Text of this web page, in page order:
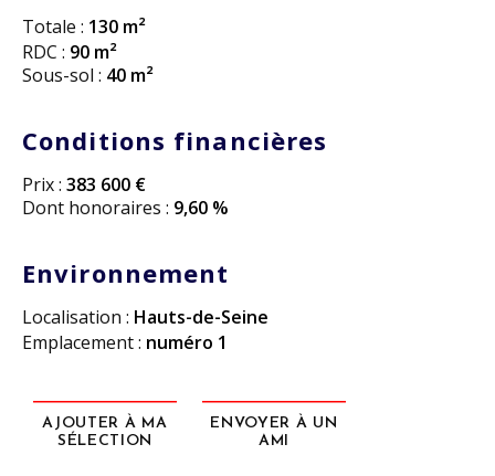
Totale : 130 m²
RDC : 90 m²
Sous-sol : 40 m²
Conditions financières
Prix : 383 600 €
Dont honoraires : 9,60 %
Environnement
Localisation : Hauts-de-Seine
Emplacement : numéro 1
AJOUTER À MA
SÉLECTION
ENVOYER À UN
AMI